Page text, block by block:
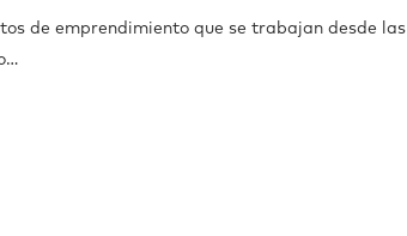
de emprendimiento que se trabajan desde las